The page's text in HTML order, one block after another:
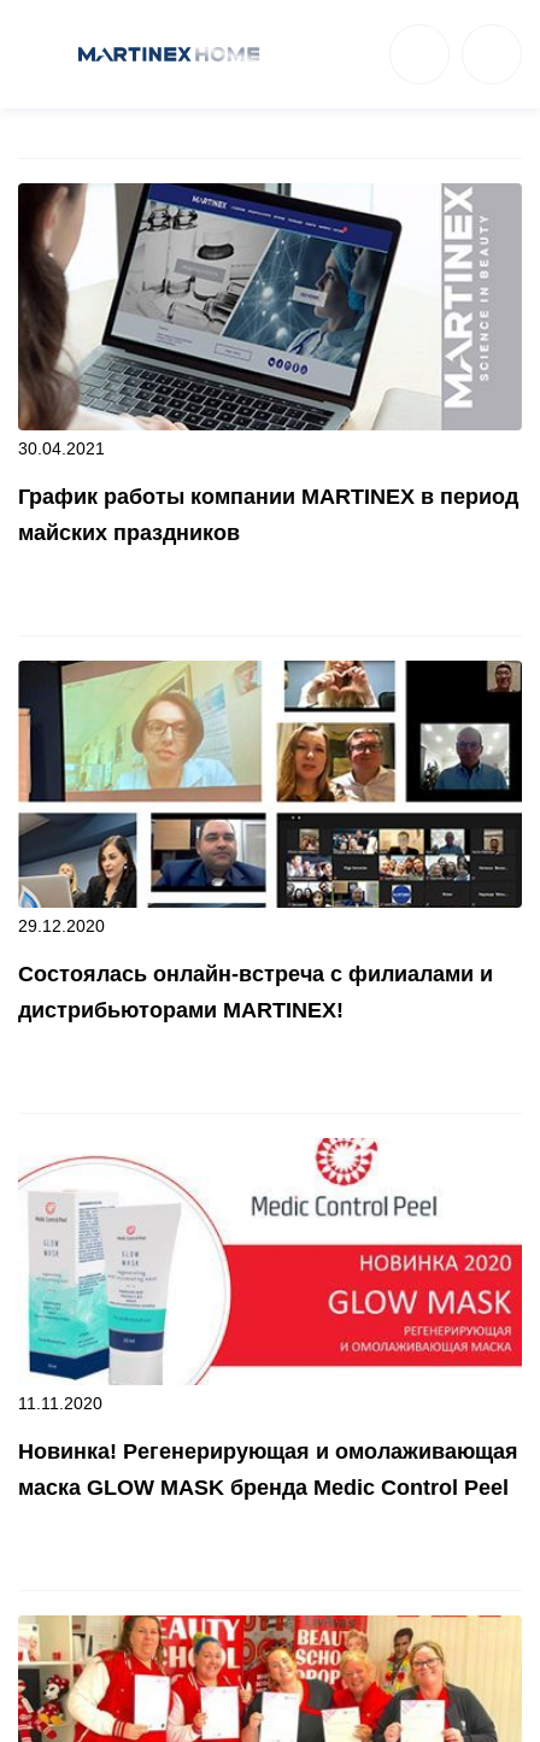
30.04.2021
График работы компании MARTINEX в период
майских праздников
29.12.2020
Состоялась онлайн-встреча с филиалами и
дистрибьюторами MARTINEX!
11.11.2020
Новинка! Регенерирующая и омолаживающая
маска GLOW MASK бренда Medic Control Peel